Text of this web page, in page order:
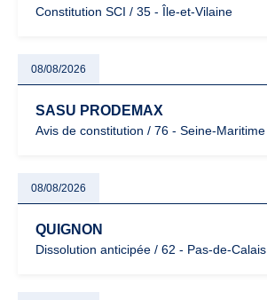
Constitution SCI / 35 - Île-et-Vilaine
08/08/2026
SASU PRODEMAX
Avis de constitution / 76 - Seine-Maritime
08/08/2026
QUIGNON
Dissolution anticipée / 62 - Pas-de-Calais